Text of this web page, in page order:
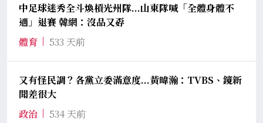
中足球迷秀全斗煥槓光州隊...山東隊喊「全體身體不
適」退賽 韓網：沒品又孬
體育
533 天前
又有怪民調？各黨立委滿意度...黃暐瀚：TVBS、鏡新
聞差很大
政治
534 天前